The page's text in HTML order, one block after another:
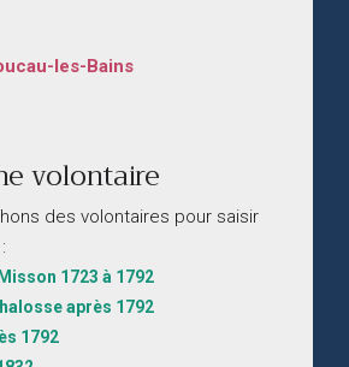
les-Bains
volontaire
des volontaires pour saisir
1723 à 1792
après 1792
1792